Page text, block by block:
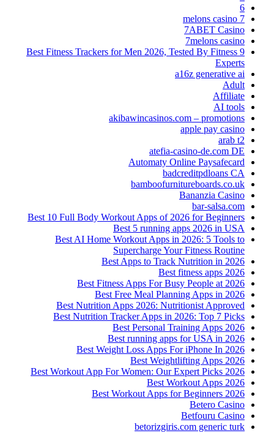
6
7 melons casino
7ABET Casino
7melons casino
9 Best Fitness Trackers for Men 2026, Tested By Fitness
Experts
a16z generative ai
Adult
Affiliate
AI tools
akibawincasinos.com – promotions
apple pay casino
arab t2
atefia-casino-de.com DE
Automaty Online Paysafecard
badcreditpdloans CA
bamboofurnitureboards.co.uk
Bananzia Casino
bar-salsa.com
Best 10 Full Body Workout Apps of 2026 for Beginners
Best 5 running apps 2026 in USA
Best AI Home Workout Apps in 2026: 5 Tools to
Supercharge Your Fitness Routine
Best Apps to Track Nutrition in 2026
Best fitness apps 2026
Best Fitness Apps For Busy People at 2026
Best Free Meal Planning Apps in 2026
Best Nutrition Apps 2026: Nutritionist Approved
Best Nutrition Tracker Apps in 2026: Top 7 Picks
Best Personal Training Apps 2026
Best running apps for USA in 2026
Best Weight Loss Apps For iPhone In 2026
Best Weightlifting Apps 2026
Best Workout App For Women: Our Expert Picks 2026
Best Workout Apps 2026
Best Workout Apps for Beginners 2026
Betero Casino
Betfouru Casino
betorizgiris.com generic turk